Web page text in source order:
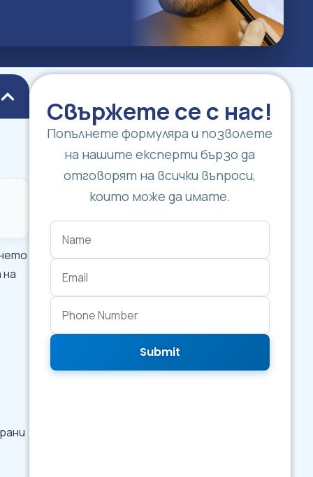
Свържете се с нас!
Попълнете формуляра и позволете
на нашите експерти бързо да
отговорят на всички въпроси,
които може да имате.
Submit